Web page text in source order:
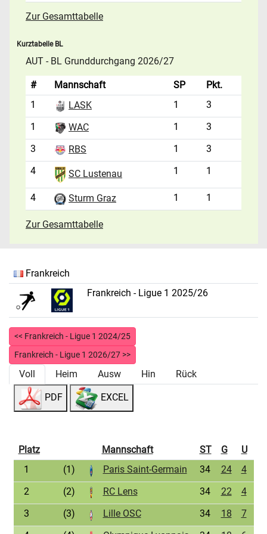
Zur Gesamttabelle
Kurztabelle BL
AUT - BL Grunddurchgang 2026/27
# Mannschaft SP
Pkt.
1
LASK 1
3
1
WAC 1
3
3
RBS 1
3
4
SC Lustenau 1 1
4 Sturm Graz 1 1
Zur Gesamttabelle
Frankreich
Frankreich - Ligue 1 2025/26
<< Frankreich - Ligue 1 2024/25
Frankreich - Ligue 1 2026/27 >>
Voll Heim Ausw Hin Rück
PDF EXCEL
Platz Mannschaft ST G U
1
(1) Paris Saint-Germain 34 24 4
2
(2) RC Lens 34 22 4
3
(3) Lille OSC 34 18 7